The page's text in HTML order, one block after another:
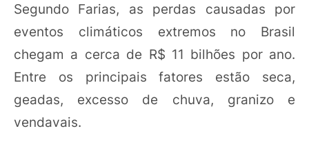
Segundo Farias, as perdas causadas por
eventos climáticos extremos no Brasil
chegam a cerca de R$ 11 bilhões por ano.
Entre os principais fatores estão seca,
geadas, excesso de chuva, granizo e
vendavais.